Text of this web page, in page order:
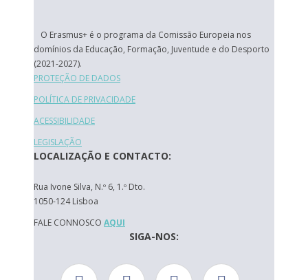
O Erasmus+ é o programa da Comissão Europeia nos
domínios da Educação, Formação, Juventude e do Desporto
(2021-2027).
PROTEÇÃO DE DADOS
POLÍTICA DE PRIVACIDADE
ACESSIBILIDADE
LEGISLAÇÃO
LOCALIZAÇÃO E CONTACTO:
Rua Ivone Silva, N.º 6, 1.º Dto.
1050-124 Lisboa
FALE CONNOSCO AQUI
SIGA-NOS: